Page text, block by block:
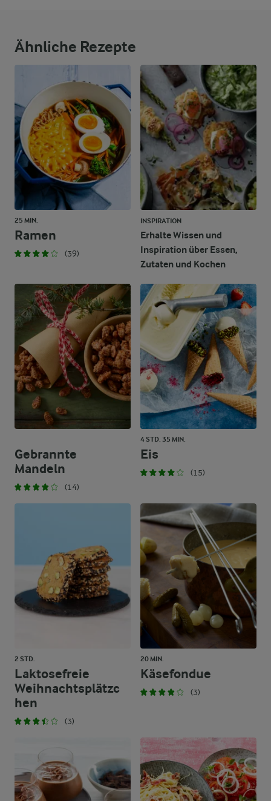
Fett
12 g
Kohlenhydrate
Ähnliche Rezepte
25 MIN.
Ramen
(39)
INSPIRATION
Erhalte Wissen und
Inspiration über Essen,
Zutaten und Kochen
Gebrannte
Mandeln
(14)
4 STD. 35 MIN.
Eis
(15)
2 STD.
Laktosefreie
Weihnachtsplätzc
hen
(3)
20 MIN.
Käsefondue
(3)